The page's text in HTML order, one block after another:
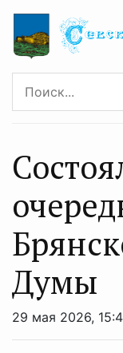
Думы
29 мая 2026,